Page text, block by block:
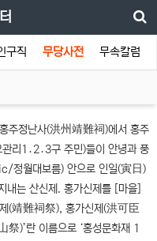
구직 무당사전 무속칼럼
주정난사(洪州靖難祠)에서 홍주
리1․2․3구 주민)들이 안녕과 풍
정월대보름) 안으로 인일(寅日)
는 산신제. 홍가신제를 [마을]
(靖難祠祭), 홍가신제(洪可臣
)’란 이름으로 ‘홍성문화재 1